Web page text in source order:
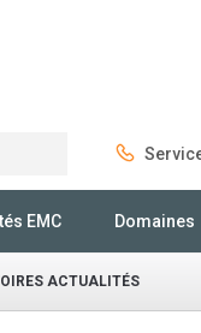
EMC Domaines
ACTUALITÉS